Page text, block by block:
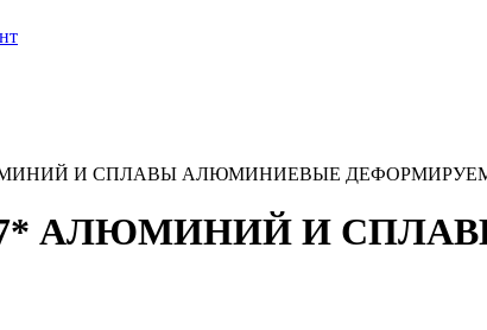
И СПЛАВЫ АЛЮМИНИЕВЫЕ
97* АЛЮМИНИЙ И